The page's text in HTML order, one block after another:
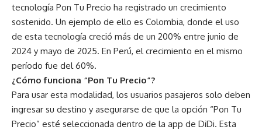
tecnología Pon Tu Precio ha registrado un crecimiento
sostenido. Un ejemplo de ello es Colombia, donde el uso
de esta tecnología creció más de un 200% entre junio de
2024 y mayo de 2025. En Perú, el crecimiento en el mismo
período fue del 60%.
¿Cómo funciona “Pon Tu Precio”?
Para usar esta modalidad, los usuarios pasajeros solo deben
ingresar su destino y asegurarse de que la opción “Pon Tu
Precio” esté seleccionada dentro de la app de DiDi. Esta